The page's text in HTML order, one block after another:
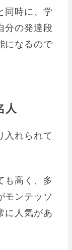
同時に、学
分の発達段
になるので
人
入れられて
も高く、多
モンテッソ
に人気があ